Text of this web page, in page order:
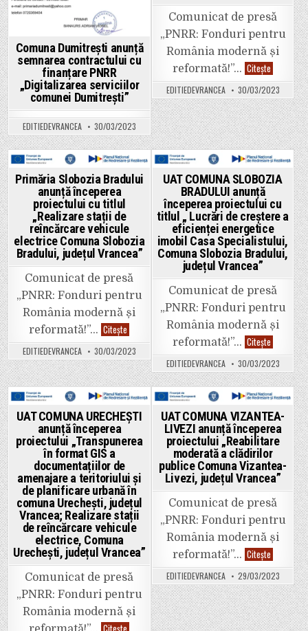
Comuna Dumitrești anunță
semnarea contractului cu
finanțare PNRR
„Digitalizarea serviciilor
comunei Dumitrești”
EDITIEDEVRANCEA 30/03/2023
Comunicat de presă
„PNRR: Fonduri pentru
România modernă și
reformată!”… Citește Comuna
Suraia
anunță
începerea
proiectului
pentru
verde
–
ITS/alte
TIC
comuna
Suraia,
prin
PNRR/
EDITIEDEVRANCEA 30/03/2023
Posted
Primăria Slobozia Bradului
anunță începerea
proiectului cu titlul
„Realizare stații de
reîncărcare vehicule
electrice Comuna Slobozia
Bradului, județul Vrancea”
Comunicat de presă
„PNRR: Fonduri pentru
România modernă și
reformată!”… Citește
Slobozia
Bradului
anunță
începerea
proiectului
cu
titlul
„Realizare
stații
de
reîncărcare
vehicule
electrice
Bradului,
județul
Vrancea”
EDITIEDEVRANCEA 30/03/2023
Posted
UAT COMUNA SLOBOZIA
BRADULUI anunță
începerea proiectului cu
titlul „ Lucrări de creștere a
eficienței energetice
imobil Casa Specialistului,
Comuna Slobozia Bradului,
județul Vrancea”
Comunicat de presă
„PNRR: Fonduri pentru
România modernă și
reformată!”… Citește
COMUNA
SLOBOZIA
BRADULUI
anunță
începerea
proiectului
cu
titlul
„
Lucrări
de
creștere
a
eficienței
energetice
imobil
Casa
Comuna
Slobozia
Bradului,
județul
Vrancea”
EDITIEDEVRANCEA 30/03/2023
Posted
UAT COMUNA URECHEȘTI
anunță începerea
proiectului „Transpunerea
în format GIS a
documentațiilor de
amenajare a teritoriului și
de planificare urbană în
comuna Urechești, județul
Vrancea; Realizare stații
de reîncărcare vehicule
electrice, Comuna
Urechești, județul Vrancea”
Comunicat de presă
„PNRR: Fonduri pentru
România modernă și
Posted
in
UAT COMUNA VIZANTEA-
LIVEZI anunță începerea
proiectului „Reabilitare
moderată a clădirilor
publice Comuna Vizantea-
Livezi, județul Vrancea”
Comunicat de presă
„PNRR: Fonduri pentru
România modernă și
reformată!”… Citește
COMUNA
VIZANTEA-
LIVEZI
anunță
începerea
proiectului
moderată
EDITIEDEVRANCEA 29/03/2023